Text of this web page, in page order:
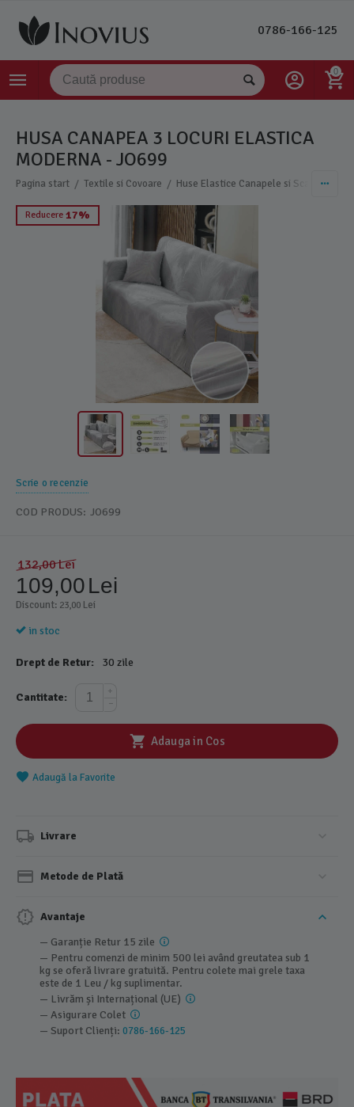
0786-166-125
0
HUSA CANAPEA 3 LOCURI ELASTICA
MODERNA - JO699
Pagina start / Textile si Covoare / Huse Elastice Canapele si Scaune
Reducere 17%
Scrie o recenzie
COD PRODUS: JO699
132,00Lei
109,00Lei
Discount: 23,00 Lei
in stoc
Drept de Retur: 30 zile
Cantitate:
+
−
Adauga in Cos
Adaugă la Favorite
Livrare
Metode de Plată
Avantaje
— Garanție Retur 15 zile
— Pentru comenzi de minim 500 lei având greutatea sub 1
kg se oferă livrare gratuită. Pentru colete mai grele taxa
este de 1 Leu / kg suplimentar.
— Livrăm și Internațional (UE)
— Asigurare Colet
— Suport Clienți:0786-166-125